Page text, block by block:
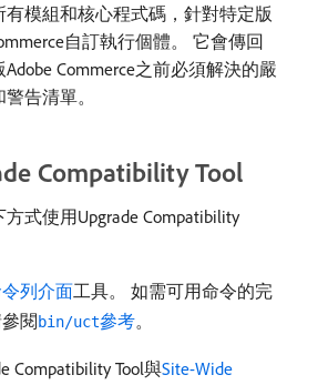
模組和核心程式碼，針對特定版
自訂執行個體。 它會傳回
Commerce之前必須解決的嚴
告清單。
Compatibility Tool
式使用Upgrade Compatibility
列介面工具。 如需可用命令的完
閱bin/uct參考。
Compatibility Tool與Site-Wide